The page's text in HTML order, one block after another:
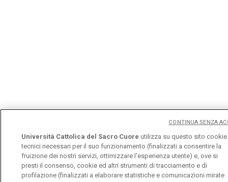
Università Cattolica del Sacro Cuore utilizza su questo sito cookie
tecnici necessari per il suo funzionamento (finalizzati a consentire la
fruizione dei nostri servizi, ottimizzare l'esperienza utente) e, ove si
presti il consenso, cookie ed altri strumenti di tracciamento e di
profilazione (finalizzati a elaborare statistiche e comunicazioni mirate
CONTINUA SENZA